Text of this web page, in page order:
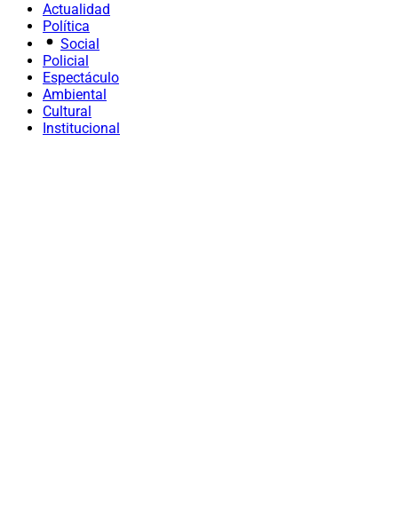
Actualidad
Política
Social
Policial
Espectáculo
Ambiental
Cultural
Institucional